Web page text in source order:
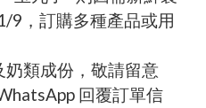
9，訂購多種產品或用
類成份，敬請留意
回覆訂單信